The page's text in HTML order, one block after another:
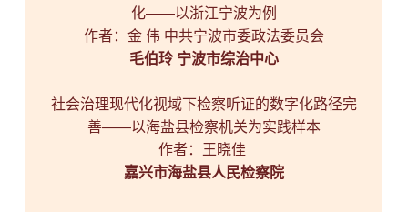
化——以浙江宁波为例
作者：金 伟 中共宁波市委政法委员会
毛伯玲 宁波市综治中心
社会治理现代化视域下检察听证的数字化路径完
善——以海盐县检察机关为实践样本
作者：王晓佳
嘉兴市海盐县人民检察院